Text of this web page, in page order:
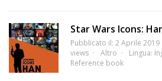
Star Wars Icons:
Pubblicato il: 2 Aprile 2019
views
Altro Lingua:
Reference book